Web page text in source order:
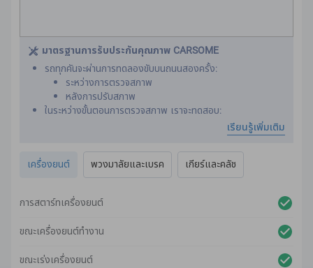
มาตรฐานการรับประกันคุณภาพ CARSOME
รถทุกคันจะผ่านการทดลองขับบนถนนสองครั้ง:
ระหว่างการตรวจสภาพ
หลังการปรับสภาพ
ในระหว่างขั้นตอนการตรวจสภาพ เราจะทดสอบ:
เพลา
คลัตช์
พวงมาลัย
เบรค
หลังจากการปรับสภาพ เราจะทดสอบรถอีกครั้ง เพื่อให้แน่ใจว่า
ไม่มีเสียงผิดปกติ การสั่นสะเทือน หรือปัญหาด้านกลไก
เราใช้เครื่องมือตรวจสภาพที่ล้ำสมัยและเป็นมืออาชีพ เพื่อให้ได้
รายงานการตรวจสภาพที่แม่นยำ
เรียนรู้เพิ่มเติม
เครื่องยนต์ พวงมาลัยและเบรค เกียร์และคลัช
การสตาร์ทเครื่องยนต์
ขณะเครื่องยนต์ทำงาน
ขณะเร่งเครื่องยนต์